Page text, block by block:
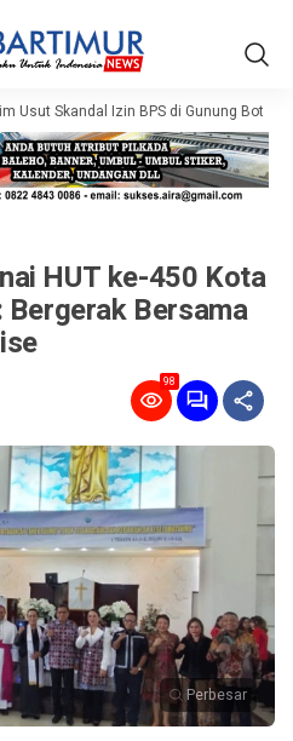
Skandal Izin BPS di Gunung Botak
HUT ke-450 Kota
Bersama
98
Perbesar